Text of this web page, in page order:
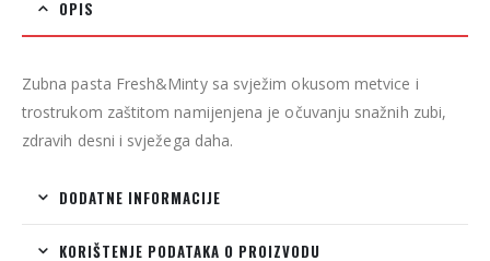
OPIS
Zubna pasta Fresh&Minty sa svježim okusom metvice i
trostrukom zaštitom namijenjena je očuvanju snažnih zubi,
zdravih desni i svježega daha.
DODATNE INFORMACIJE
KORIŠTENJE PODATAKA O PROIZVODU